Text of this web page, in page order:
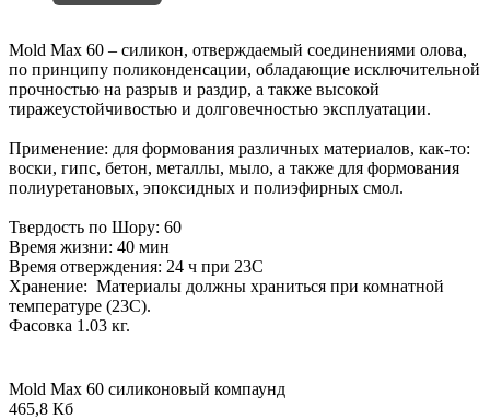
Mold Max 60 – силикон, отверждаемый соединениями олова,
по принципу поликонденсации, обладающие исключительной
прочностью на разрыв и раздир, а также высокой
тиражеустойчивостью и долговечностью эксплуатации.
Применение: для формования различных материалов, как-то:
воски, гипс, бетон, металлы, мыло, а также для формования
полиуретановых, эпоксидных и полиэфирных смол.
Твердость по Шору: 60
Время жизни: 40 мин
Время отверждения: 24 ч при 23С
Хранение: Материалы должны храниться при комнатной
температуре (23C).
Фасовка 1.03 кг.
Mold Max 60 силиконовый компаунд
465,8 Кб